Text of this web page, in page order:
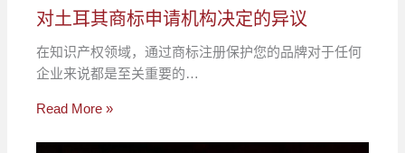
对土耳其商标申请机构决定的异议
在知识产权领域，通过商标注册保护您的品牌对于任何
企业来说都是至关重要的…
Read More »